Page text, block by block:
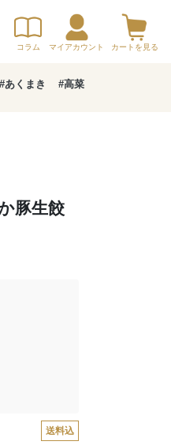
コラム マイアカウント カートを見る
#あくまき #高菜
豚生餃
送料込